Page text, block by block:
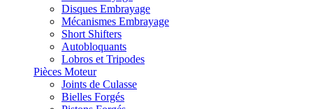
Disques Embrayage
Mécanismes Embrayage
Short Shifters
Autobloquants
Lobros et Tripodes
Pièces Moteur
Joints de Culasse
Bielles Forgés